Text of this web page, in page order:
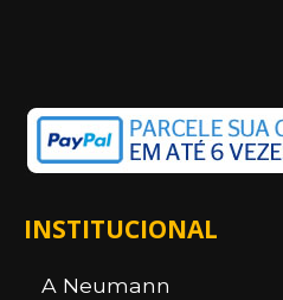
INSTITUCIONAL
A Neumann